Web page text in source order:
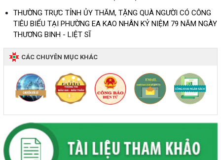
THƯỜNG TRỰC TỈNH ỦY THĂM, TẶNG QUÀ NGƯỜI CÓ CÔNG
TIÊU BIỂU TẠI PHƯỜNG EA KAO NHÂN KỶ NIỆM 79 NĂM NGÀY
THƯƠNG BINH - LIỆT SĨ
CÁC CHUYÊN MỤC KHÁC